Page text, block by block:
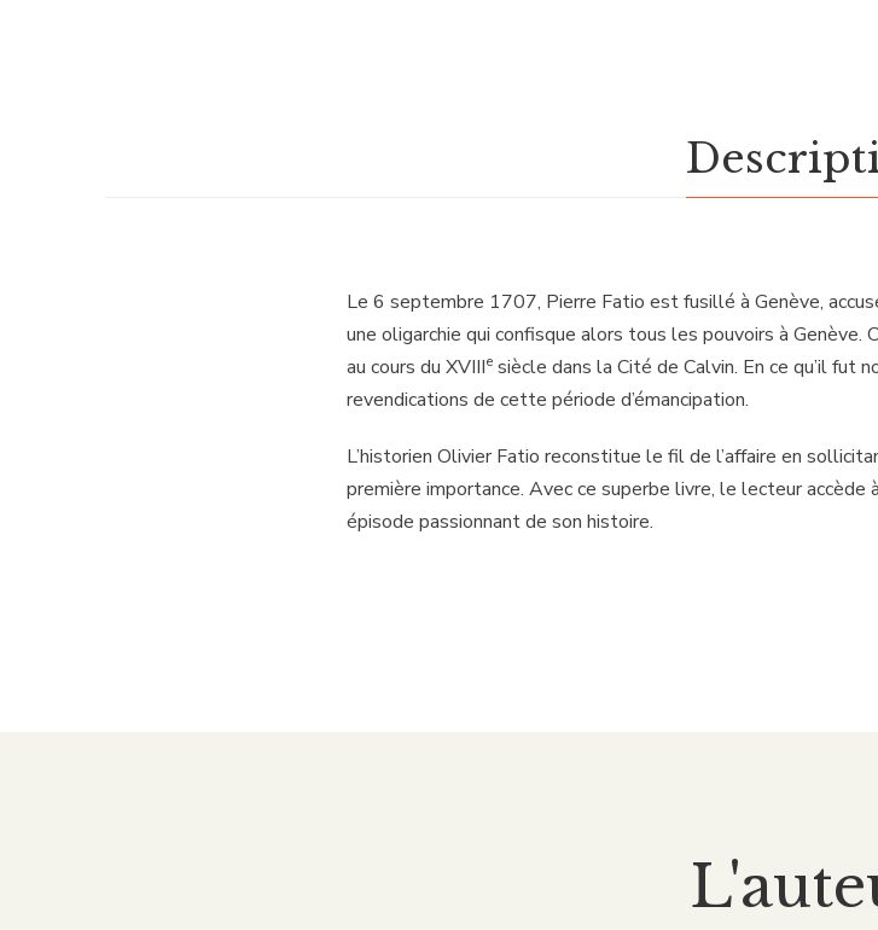
Le 6 septembre 1707, Pierre Fatio est fusillé à Genève,
une oligarchie qui confisque alors tous les pouvoirs à
au cours du XVIIIe siècle dans la Cité de Calvin. En ce qu’il fut
revendications de cette période d’émancipation.
L’historien Olivier Fatio reconstitue le fil de l’affaire en
première importance. Avec ce superbe livre, le lecteur
épisode passionnant de son histoire.